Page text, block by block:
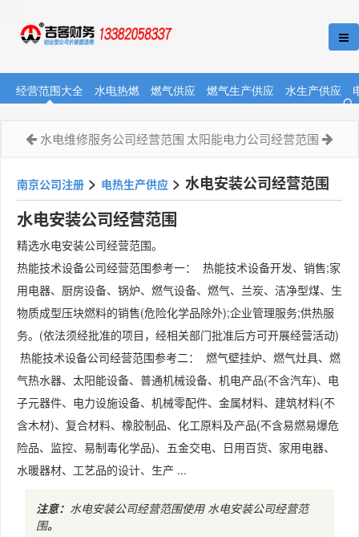
经营范围大全 水电热燃 燃气供应 燃气生产供应 水生产供应
水电维修服务公司经营范围 太阳能电力公司经营范围
南京公司注册 > 电热生产供应 > 水电安装公司经营范围
水电安装公司经营范围
精选水电安装公司经营范围。
热能技术设备公司经营范围参考一： 热能技术设备开发、销售;家
用电器、厨房设备、锅炉、燃气设备、燃气、兰炭、洁净型煤、生
物质成型压块燃料的销售(危险化学品除外);企业管理服务;供热服
务。(依法须经批准的项目，经相关部门批准后方可开展经营活动)
热能技术设备公司经营范围参考二： 燃气壁挂炉、燃气灶具、燃
气热水器、太阳能设备、普通机械设备、机电产品(不含汽车)、电
子元器件、电力设施设备、机械零配件、金属材料、建筑材料(不
含木材)、复合材料、橡胶制品、化工原料及产品(不含易燃易爆危
险品、监控、易制毒化学品)、五金交电、日用百货、家用电器、
水暖器材、工艺品的设计、生产 ...
注意： 水电安装公司经营范围使用 水电安装公司经营范
围。